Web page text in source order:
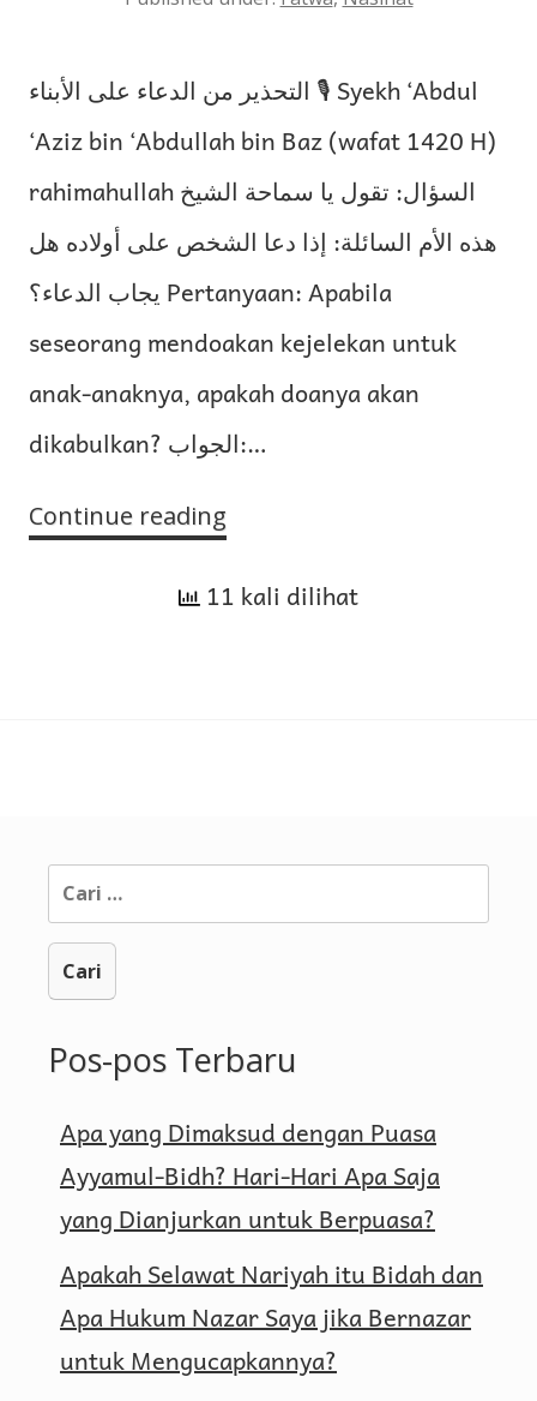
التحذير من الدعاء على الأبناء 🎙 Syekh ‘Abdul
‘Aziz bin ‘Abdullah bin Baz (wafat 1420 H)
rahimahullah السؤال: تقول يا سماحة الشيخ
هذه الأم السائلة: إذا دعا الشخص على أولاده هل
يجاب الدعاء؟ Pertanyaan: Apabila
seseorang mendoakan kejelekan untuk
anak-anaknya, apakah doanya akan
dikabulkan? الجواب:…
Continue reading
Tidak
11 kali dilihat
Cari
untuk:
Pos-pos Terbaru
Apa yang Dimaksud dengan Puasa
Ayyamul-Bidh? Hari-Hari Apa Saja
yang Dianjurkan untuk Berpuasa?
Apakah Selawat Nariyah itu Bidah dan
Apa Hukum Nazar Saya jika Bernazar
untuk Mengucapkannya?